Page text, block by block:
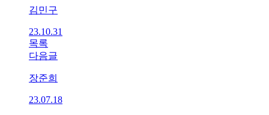
김민구
23.10.31
목록
다음글
장준희
23.07.18